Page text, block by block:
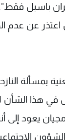
باسيل
عن عدم
بمسألة
في هذا الشأن
يعود
الشؤون